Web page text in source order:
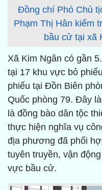
Đồng chí Phó Chủ
Phạm Thị Hân kiểm
bầu cử tại xã
Xã Kim Ngân có gần
tại 17 khu vực bỏ
phiếu tại Đồn Biên
Quốc phòng 79. Đây
là đồng bào dân tộc
thực hiện nghĩa vụ
địa phương đã phối
tuyên truyền, vận
vực bầu cử.